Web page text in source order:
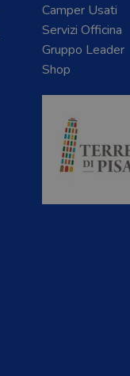
Camper Usati
Servizi Officina
Gruppo Leader
Shop